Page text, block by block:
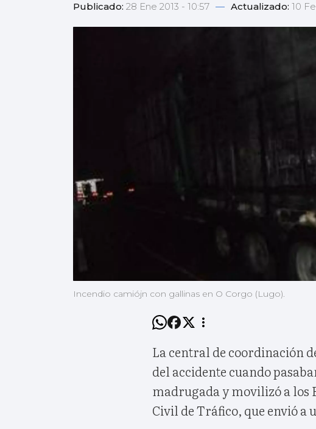
Publicado: 28 Ene 2013 - 10:57 — Actualizado: 10
Incendio camiójn con gallinas en O Corgo (Lugo).
La central de coordinación
del accidente cuando
madrugada y movilizó a los
Civil de Tráfico, que envió